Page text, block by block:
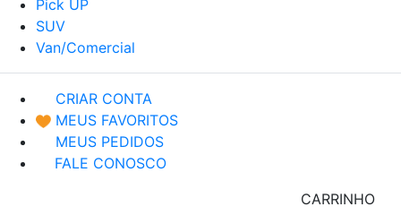
Pick UP
SUV
Van/Comercial
CRIAR CONTA
MEUS FAVORITOS
MEUS PEDIDOS
FALE CONOSCO
CARRINHO